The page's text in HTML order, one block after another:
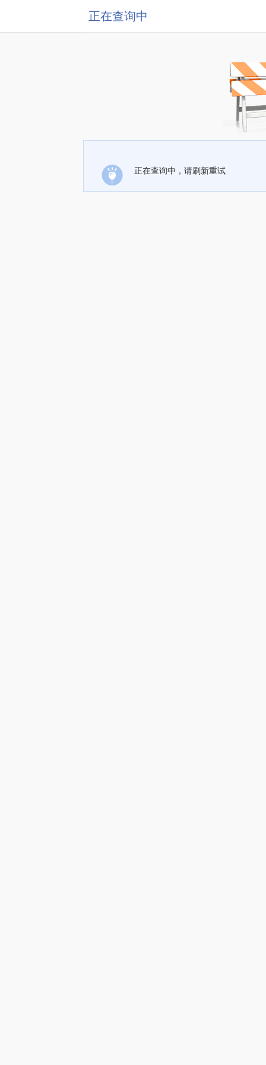
正在查询中
正在查询中，请刷新重试